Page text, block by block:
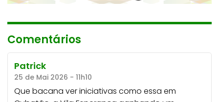
Comentários
Patrick
25 de Mai 2026 - 11h10
Que bacana ver iniciativas como essa em